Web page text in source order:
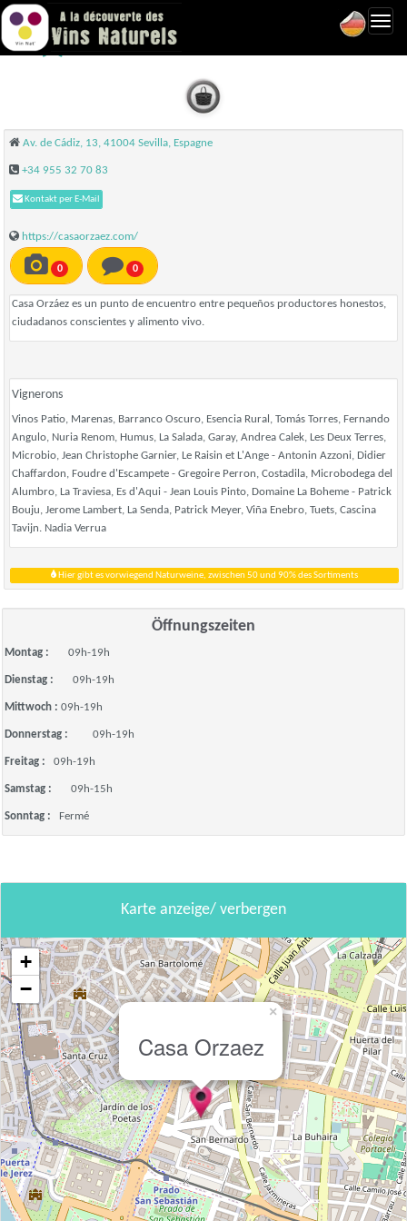
Casa Orzaez - Seville
Av. de Cádiz, 13, 41004 Sevilla, Espagne
+34 955 32 70 83
Kontakt per E-Mail
https://casaorzaez.com/
0 0
Casa Orzáez es un punto de encuentro entre pequeños productores honestos,
ciudadanos conscientes y alimento vivo.
Vignerons
Vinos Patio, Marenas, Barranco Oscuro, Esencia Rural, Tomás Torres, Fernando
Angulo, Nuria Renom, Humus, La Salada, Garay, Andrea Calek, Les Deux Terres,
Microbio, Jean Christophe Garnier, Le Raisin et L'Ange - Antonin Azzoni, Didier
Chaffardon, Foudre d'Escampete - Gregoire Perron, Costadila, Microbodega del
Alumbro, La Traviesa, Es d'Aqui - Jean Louis Pinto, Domaine La Boheme - Patrick
Bouju, Jerome Lambert, La Senda, Patrick Meyer, Viña Enebro, Tuets, Cascina
Tavijn. Nadia Verrua
Hier gibt es vorwiegend Naturweine, zwischen 50 und 90% des Sortiments
Öffnungszeiten
Montag : 09h-19h
Dienstag : 09h-19h
Mittwoch : 09h-19h
Donnerstag : 09h-19h
Freitag : 09h-19h
Samstag : 09h-15h
Sonntag : Fermé
Karte anzeige/ verbergen
Casa Orzaez
×
+
−